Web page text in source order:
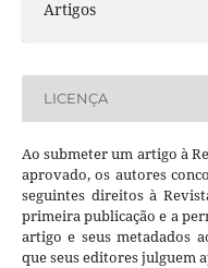
Artigos
LICENÇA
Ao submeter um artigo à
aprovado, os autores
seguintes direitos à
primeira publicação e a
artigo e seus metadados
que seus editores julguem